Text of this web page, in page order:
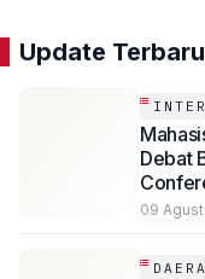
Update Terbaru
Debat
Batch 6
09